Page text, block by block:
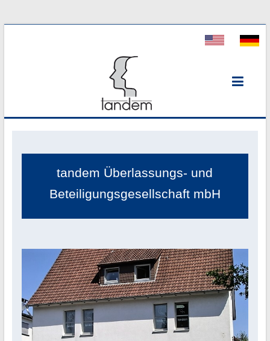
tandem Überlassungs- und
Beteiligungsgesellschaft mbH